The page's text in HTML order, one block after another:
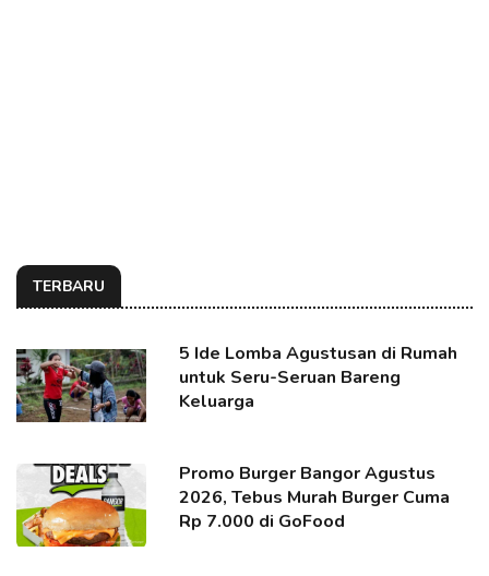
TERBARU
5 Ide Lomba Agustusan di Rumah
untuk Seru-Seruan Bareng
Keluarga
Promo Burger Bangor Agustus
2026, Tebus Murah Burger Cuma
Rp 7.000 di GoFood